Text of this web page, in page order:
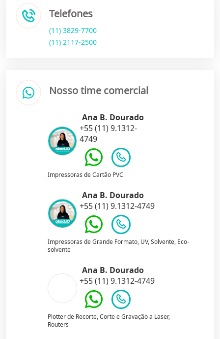
Telefones
(11) 3829-7700
(11) 2117-2500
Nosso time comercial
Ana B. Dourado
+55 (11) 9.1312-
4749
Impressoras de Cartão PVC
Ana B. Dourado
+55 (11) 9.1312-4749
Impressoras de Grande Formato, UV, Solvente, Eco-
solvente
Ana B. Dourado
+55 (11) 9.1312-4749
Plotter de Recorte, Corte e Gravação a Laser,
Routers